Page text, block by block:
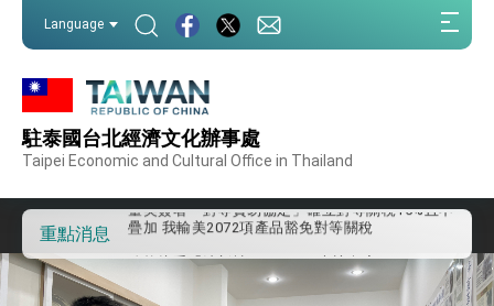
Language
駐泰國台北經濟文化辦事處
Taipei Economic and Cultural Office in Thailand
重點消息
訪問
總統與五院院長新春茶敘 盼化分歧為團結、為
總統農曆春節談話
台美貿易協議完成簽署達成6大目標、創5大歷史
性突破 總統強調將以3大面向加速臺灣經濟轉型
疊加 我輸美2072項產品豁免對等關稅
總統接受「法新社」（AFP）專訪內容
外交部長林佳龍於《外交事務》撰文指出：自由
世界 需要台灣，團結合作方能守護繁榮